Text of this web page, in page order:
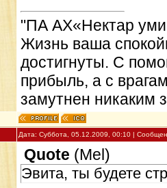
"ПА АХ«Нектар
Жизнь ваша
достигнуты. С
прибыль, а с
замутнен никаким
Дата: Суббота, 05.12.2009, 00:10 |
Quote (Mel )
Эвита, ты будете